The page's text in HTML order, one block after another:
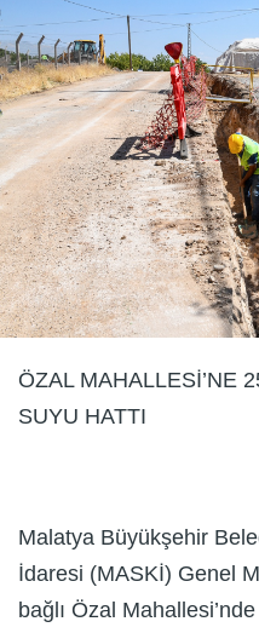
ÖZAL MAHALLESİ’NE
SUYU HATTI
Malatya Büyükşehir
İdaresi (MASKİ) Genel
bağlı Özal